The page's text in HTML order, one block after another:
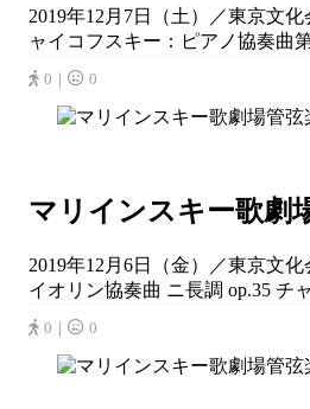
2019年12月7日（土）／東京文
ャイコフスキー：ピアノ協奏曲
0｜ 0
マリインスキー歌劇
2019年12月6日（金）／東京文
イオリン協奏曲 ニ長調 op.35 チ
0｜ 0